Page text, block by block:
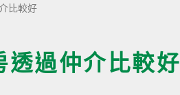
比較好
過仲介比較好